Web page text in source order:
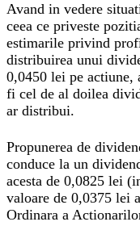
Avand in vedere
ceea ce priveste
estimarile privind
distribuirea unui
0,0450 lei pe actiune,
fi cel de al doilea
ar distribui.
Propunerea de
conduce la un
acesta de 0,0825 lei
valoare de 0,0375 lei
Ordinara a